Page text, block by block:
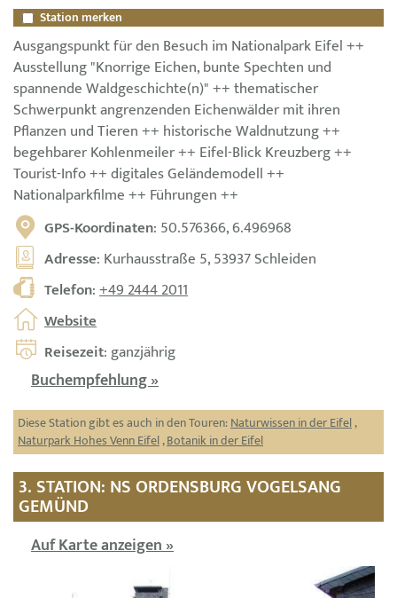
Station merken
Ausgangspunkt für den Besuch im Nationalpark Eifel ++
Ausstellung "Knorrige Eichen, bunte Spechten und
spannende Waldgeschichte(n)" ++ thematischer
Schwerpunkt angrenzenden Eichenwälder mit ihren
Pflanzen und Tieren ++ historische Waldnutzung ++
begehbarer Kohlenmeiler ++ Eifel-Blick Kreuzberg ++
Tourist-Info ++ digitales Geländemodell ++
Nationalparkfilme ++ Führungen ++
GPS-Koordinaten: 50.576366, 6.496968
Adresse: Kurhausstraße 5, 53937 Schleiden
Telefon:+49 2444 2011
Website
Reisezeit: ganzjährig
Buchempfehlung »
Diese Station gibt es auch in den Touren:Naturwissen in der Eifel,
Naturpark Hohes Venn Eifel,Botanik in der Eifel
3. STATION: NS ORDENSBURG VOGELSANG
GEMÜND
Auf Karte anzeigen »